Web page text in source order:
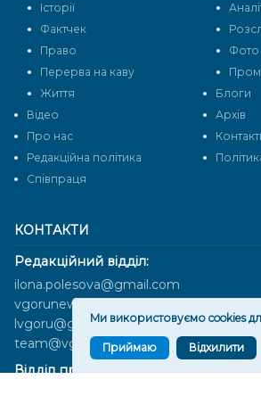
КОНТАКТИ
Редакційний відділ:
ilona.polesova@gmail.com
vgorunews@gmail.com
lvgoru@gmail.com
team@vgoru.org
Відділ продажів:
Історії
Фактчек
Право
Фото
Перерва на каву
Життя
Блоги
Відео
Архів
Про нас
Редакційна політика
Cпівпраця
Ми використовуємо cookies
Приймаю Відхилити